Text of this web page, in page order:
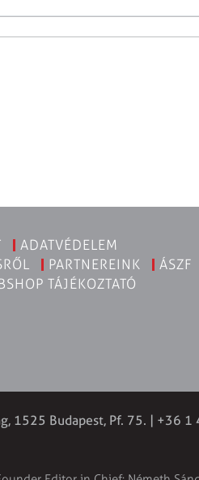
ADATVÉDELEM
PARTNEREINK
ÁSZF
TÁJÉKOZTATÓ
1525 Budapest, Pf. 75. | +36